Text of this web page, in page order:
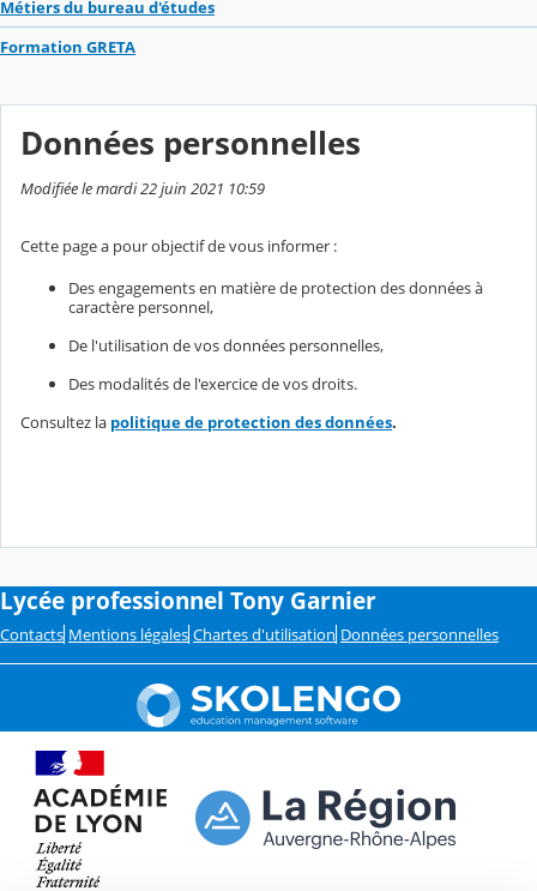
Métiers du bureau d'études
Formation GRETA
Données personnelles
Modifiée le mardi 22 juin 2021 10:59
Cette page a pour objectif de vous informer :
Des engagements en matière de protection des données à
caractère personnel,
De l'utilisation de vos données personnelles,
Des modalités de l'exercice de vos droits.
Consultez la politique de protection des données.
Lycée professionnel Tony Garnier
Contacts Mentions légales Chartes d'utilisation Données personnelles